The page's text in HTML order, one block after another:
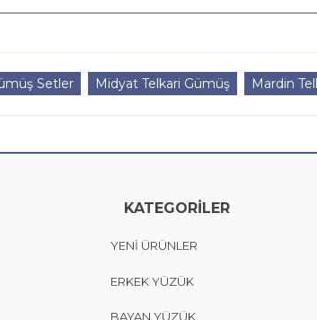
Setler Midyat Telkari Gümüş Mardin
KATEGORİLER
YENİ ÜRÜNLER
ERKEK YÜZÜK
BAYAN YÜZÜK